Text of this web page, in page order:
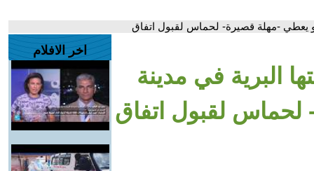
يعطي -مهلة قصيرة- لحماس لقبول اتفاق
البرية في مدينة
لحماس لقبول اتفاق
اخر الافلام